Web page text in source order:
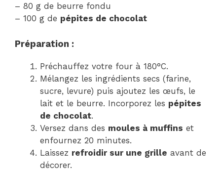
– 80 g de beurre fondu
– 100 g de pépites de chocolat
Préparation :
Préchauffez votre four à 180°C.
Mélangez les ingrédients secs (farine,
sucre, levure) puis ajoutez les œufs, le
lait et le beurre. Incorporez les pépites
de chocolat.
Versez dans des moules à muffins et
enfournez 20 minutes.
Laissez refroidir sur une grille avant de
décorer.